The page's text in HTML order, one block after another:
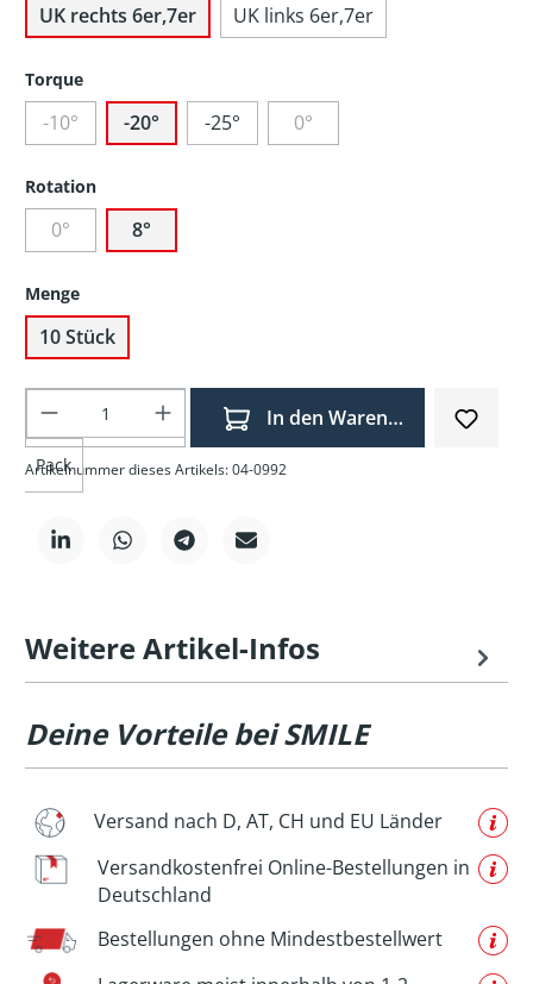
UK rechts 6er,7er
UK links 6er,7er
Torque
-10° -20° -25° 0°
Rotation
0° 8°
Menge
10 Stück
Produkt Anzahl: Gib den gewünschten
Pack
In den Warenkorb
Artikelnummer dieses Artikels: 04-0992
Weitere Artikel-Infos
Deine Vorteile bei SMILE
Versand nach D, AT, CH und EU Länder
Versandkostenfrei Online-Bestellungen in
Deutschland
Bestellungen ohne Mindestbestellwert